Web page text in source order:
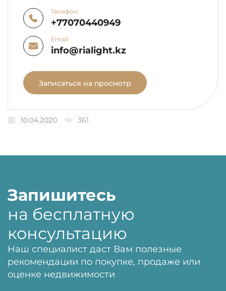
Телефон:
+77070440949
Email
info@rialight.kz
Записаться на просмотр
10.04.2020 361
Запишитесь
на бесплатную
консультацию
Наш специалист даст Вам полезные
рекомендации по покупке, продаже или
оценке недвижимости